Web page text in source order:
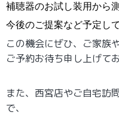
補聴器のお試し装用から
今後のご提案など予定し
この機会にぜひ、ご家族
ご予約お待ち申し上げて
また、西宮店やご自宅訪
で、